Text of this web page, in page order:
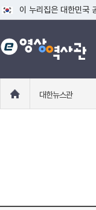
이 누리집은 대한민국
공식 누리집 주소 확인
go.kr 주소를 사용하
로
대한뉴스관